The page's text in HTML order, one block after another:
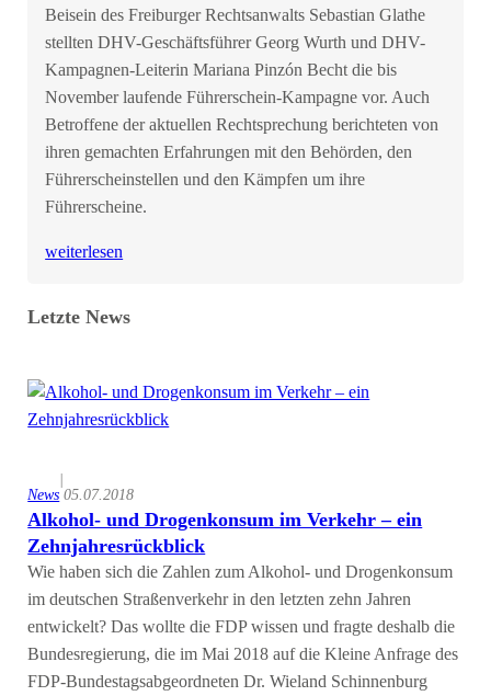
Beisein des Freiburger Rechtsanwalts Sebastian Glathe
stellten DHV-Geschäftsführer Georg Wurth und DHV-
Kampagnen-Leiterin Mariana Pinzón Becht die bis
November laufende Führerschein-Kampagne vor. Auch
Betroffene der aktuellen Rechtsprechung berichteten von
ihren gemachten Erfahrungen mit den Behörden, den
Führerscheinstellen und den Kämpfen um ihre
Führerscheine.
weiterlesen
Letzte News
News
|
05.07.2018
Alkohol- und Drogenkonsum im Verkehr – ein
Zehnjahresrückblick
Wie haben sich die Zahlen zum Alkohol- und Drogenkonsum
im deutschen Straßenverkehr in den letzten zehn Jahren
entwickelt? Das wollte die FDP wissen und fragte deshalb die
Bundesregierung, die im Mai 2018 auf die Kleine Anfrage des
FDP-Bundestagsabgeordneten Dr. Wieland Schinnenburg